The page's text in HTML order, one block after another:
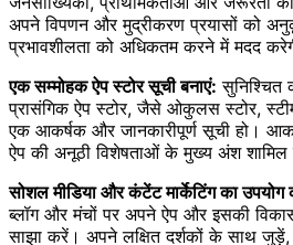
अपने विपणन और मुद्रीकरण प्रयासों को
प्रभावशीलता को अधिकतम करने में मदद
एक सम्मोहक ऐप स्टोर सूची बनाएं:
प्रासंगिक ऐप स्टोर, जैसे ओकुलस स्टोर,
एक आकर्षक और जानकारीपूर्ण सूची हो।
ऐप की अनूठी विशेषताओं के मुख्य अंश शामिल
सोशल मीडिया और कंटेंट मार्केटिंग का उपयोग
ब्लॉग और मंचों पर अपने ऐप और इसकी
साझा करें। अपने लक्षित दर्शकों के साथ